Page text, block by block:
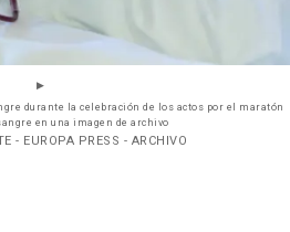
durante la celebración de los actos por el maratón
en una imagen de archivo
- EUROPA PRESS - ARCHIVO